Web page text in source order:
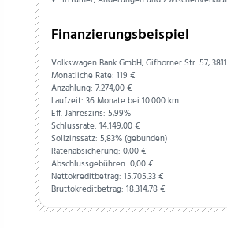
Finanzierungsbeispiel
Volkswagen Bank GmbH, Gifhorner Str. 57,
Monatliche Rate: 119 €
Anzahlung: 7.274,00€
Laufzeit: 36 Monate bei 10.000 km
Eff. Jahreszins: 5,99%
Schlussrate: 14.149,00€
Sollzinssatz: 5,83% (gebunden)
Ratenabsicherung: 0,00€
Abschlussgebühren: 0,00€
Nettokreditbetrag: 15.705,33€
Bruttokreditbetrag: 18.314,78€